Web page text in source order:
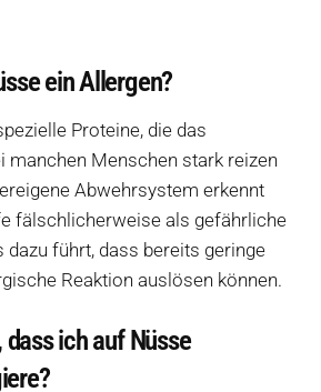
ein Allergen?
Proteine, die das
manchen Menschen stark reizen
Abwehrsystem erkennt
fälschlicherweise als gefährliche
dazu führt, dass bereits geringe
Reaktion auslösen können.
ich auf Nüsse
ich meiden, wenn ich keine Nüsse vertrage?
in Zutatenlisten noch bezeichnet?
Alternativen ersetzen Nüsse?